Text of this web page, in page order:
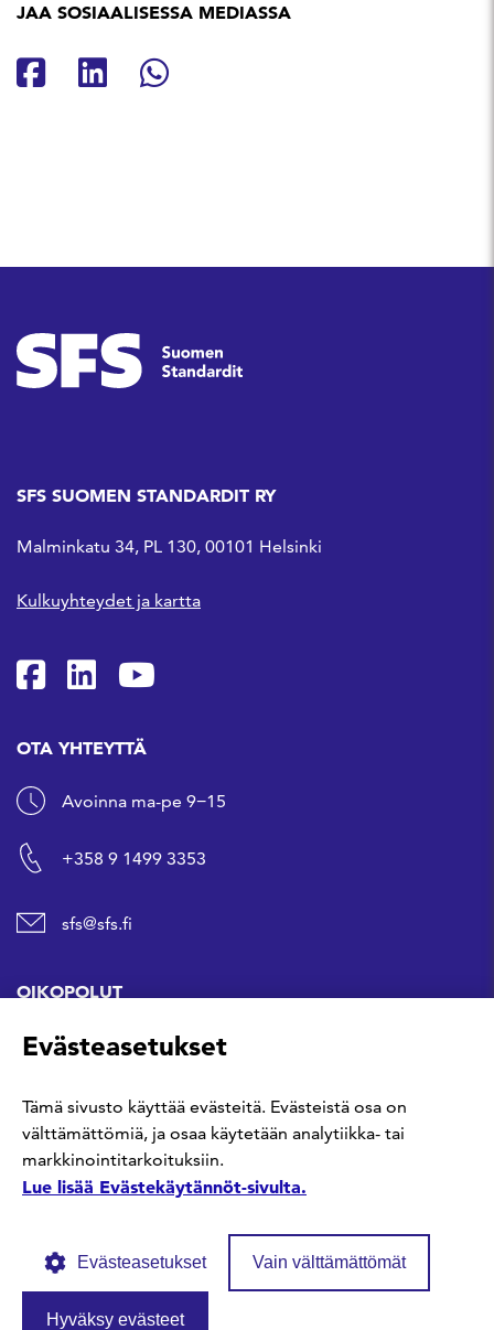
JAA SOSIAALISESSA MEDIASSA
Jaa Facebookissa
Jaa Linkedinissä
Jaa Whatsappissa
SFS SUOMEN STANDARDIT RY
Malminkatu 34, PL 130, 00101 Helsinki
Kulkuyhteydet ja kartta
SFS Facebookissa
SFS Linkedinissä
SFS Youtubessa
OTA YHTEYTTÄ
Avoinna ma-pe 9−15
+358 9 1499 3353
sfs@sfs.fi
OIKOPOLUT
Hanki standardi
Kommentoi tekeillä olevia standardeja
Anna meille palautetta
© SFS ry Tietosuojaseloste
Evästeasetukset
Tämä sivusto käyttää evästeitä. Evästeistä osa on
välttämättömiä, ja osaa käytetään analytiikka- tai
markkinointitarkoituksiin.
Lue lisää Evästekäytännöt-sivulta.
Evästeasetukset Vain välttämättömät
Hyväksy evästeet